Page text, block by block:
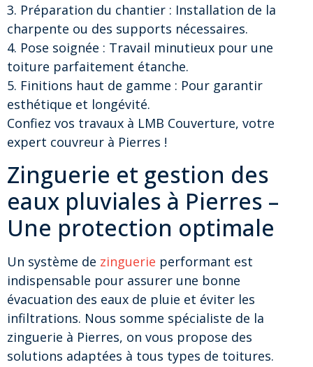
3. Préparation du chantier : Installation de la
charpente ou des supports nécessaires.
4. Pose soignée : Travail minutieux pour une
toiture parfaitement étanche.
5. Finitions haut de gamme : Pour garantir
esthétique et longévité.
Confiez vos travaux à LMB Couverture, votre
expert couvreur à Pierres !
Zinguerie et gestion des
eaux pluviales à Pierres –
Une protection optimale
Un système de zinguerie performant est
indispensable pour assurer une bonne
évacuation des eaux de pluie et éviter les
infiltrations. Nous somme spécialiste de la
zinguerie à Pierres, on vous propose des
solutions adaptées à tous types de toitures.